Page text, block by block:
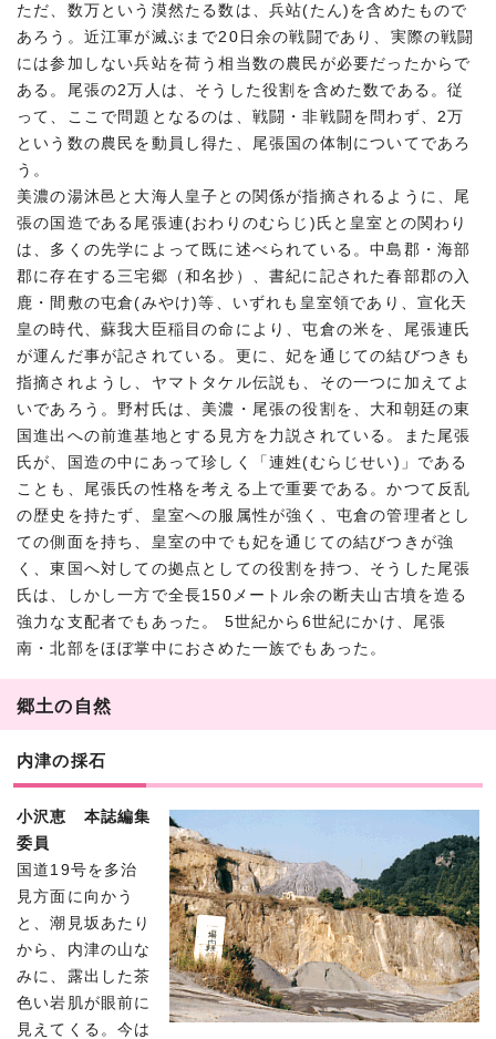
ただ、数万という漠然たる数は、兵站(たん)を含めたもので
あろう。近江軍が滅ぶまで20日余の戦闘であり、実際の戦闘
には参加しない兵站を荷う相当数の農民が必要だったからで
ある。尾張の2万人は、そうした役割を含めた数である。従
って、ここで問題となるのは、戦闘・非戦闘を問わず、2万
という数の農民を動員し得た、尾張国の体制についてであろ
う。
美濃の湯沐邑と大海人皇子との関係が指摘されるように、尾
張の国造である尾張連(おわりのむらじ)氏と皇室との関わり
は、多くの先学によって既に述べられている。中島郡・海部
郡に存在する三宅郷（和名抄）、書紀に記された春部郡の入
鹿・間敷の屯倉(みやけ)等、いずれも皇室領であり、宣化天
皇の時代、蘇我大臣稲目の命により、屯倉の米を、尾張連氏
が運んだ事が記されている。更に、妃を通じての結びつきも
指摘されようし、ヤマトタケル伝説も、その一つに加えてよ
いであろう。野村氏は、美濃・尾張の役割を、大和朝廷の東
国進出への前進基地とする見方を力説されている。また尾張
氏が、国造の中にあって珍しく「連姓(むらじせい)」である
ことも、尾張氏の性格を考える上で重要である。かつて反乱
の歴史を持たず、皇室への服属性が強く、屯倉の管理者とし
ての側面を持ち、皇室の中でも妃を通じての結びつきが強
く、東国へ対しての拠点としての役割を持つ、そうした尾張
氏は、しかし一方で全長150メートル余の断夫山古墳を造る
強力な支配者でもあった。 5世紀から6世紀にかけ、尾張
南・北部をほぼ掌中におさめた一族でもあった。
郷土の自然
内津の採石
小沢恵 本誌編集
委員
国道19号を多治
見方面に向かう
と、潮見坂あたり
から、内津の山な
みに、露出した茶
色い岩肌が眼前に
見えてくる。今は